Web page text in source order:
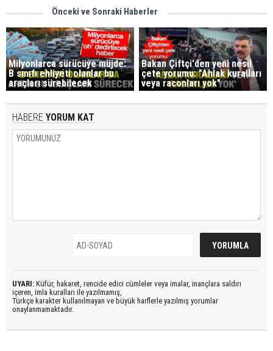
Önceki ve Sonraki Haberler
Milyonlarca sürücüye müjde:
B sınıfı ehliyeti olanlar bu
araçları sürebilecek
Bakan Çiftçi'den yeni nesil
çete yorumu: "Ahlak kuralları
veya raconları yok"
HABERE YORUM KAT
UYARI: Küfür, hakaret, rencide edici cümleler veya imalar, inançlara saldırı
içeren, imla kuralları ile yazılmamış,
Türkçe karakter kullanılmayan ve büyük harflerle yazılmış yorumlar
onaylanmamaktadır.